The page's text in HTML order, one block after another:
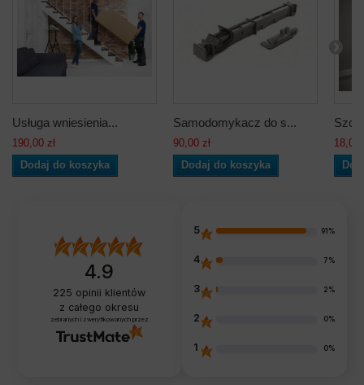
Usługa wniesienia...
190,00 zł
Dodaj do koszyka
Samodomykacz do s...
90,00 zł
Dodaj do koszyka
18,00
4.9
225 opinii klientów
z całego okresu
zebranych i zweryfikowanych przez
5 91%
4 7%
3 2%
2 0%
1 0%